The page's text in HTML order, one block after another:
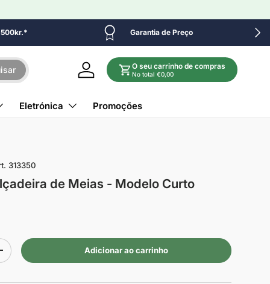
500kr.* Garantia de Preço
Iniciar sessão
O seu carrinho de compras
No total €0,00
Eletrónica Promoções
313350
de Meias - Modelo Curto
Adicionar ao carrinho